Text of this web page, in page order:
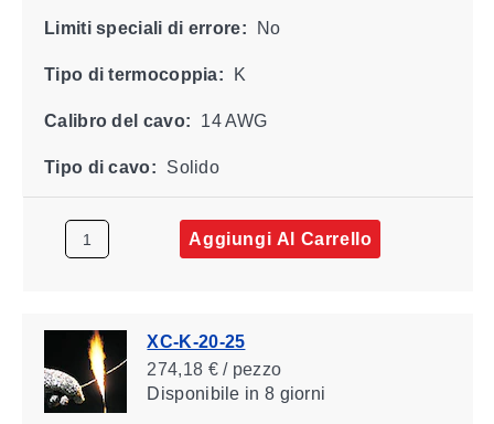
Limiti speciali di errore: No
Tipo di termocoppia: K
Calibro del cavo: 14 AWG
Tipo di cavo: Solido
Aggiungi Al Carrello
XC-K-20-25
274,18 € / pezzo
Disponibile in 8 giorni